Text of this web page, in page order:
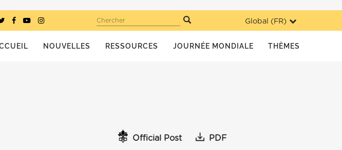
Global (FR)
Chercher
NOUVELLES RESSOURCES JOURNÉE MONDIALE THÈMES
Official Post PDF